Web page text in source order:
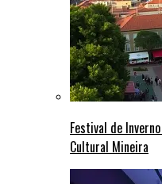
Festival de
Cultural Mineira